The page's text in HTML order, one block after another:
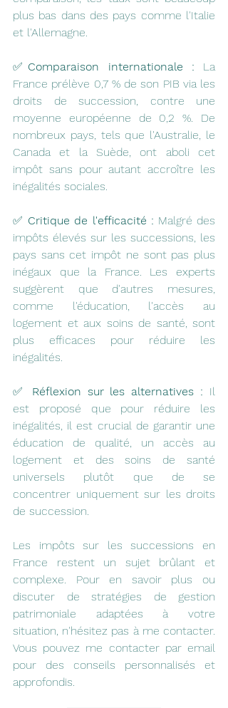
plus bas dans des pays comme l'Italie
et l'Allemagne.
✅ Comparaison internationale : La
France prélève 0,7 % de son PIB via les
droits de succession, contre une
moyenne européenne de 0,2 %. De
nombreux pays, tels que l'Australie, le
Canada et la Suède, ont aboli cet
impôt sans pour autant accroître les
inégalités sociales.
✅ Critique de l'efficacité : Malgré des
impôts élevés sur les successions, les
pays sans cet impôt ne sont pas plus
inégaux que la France. Les experts
suggèrent que d'autres mesures,
comme l'éducation, l'accès au
logement et aux soins de santé, sont
plus efficaces pour réduire les
inégalités.
✅ Réflexion sur les alternatives : Il
est proposé que pour réduire les
inégalités, il est crucial de garantir une
éducation de qualité, un accès au
logement et des soins de santé
universels plutôt que de se
concentrer uniquement sur les droits
de succession.
Les impôts sur les successions en
France restent un sujet brûlant et
complexe. Pour en savoir plus ou
discuter de stratégies de gestion
patrimoniale adaptées à votre
situation, n'hésitez pas à me contacter.
Vous pouvez me contacter par email
pour des conseils personnalisés et
approfondis.